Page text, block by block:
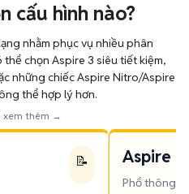
cấu hình nào?
nhằm phục vụ nhiều phân
thể chọn Aspire 3 siêu tiết kiệm,
những chiếc Aspire Nitro/Aspire
thể hợp lý hơn.
xem thêm →
📝 Aspire
Phổ thông &